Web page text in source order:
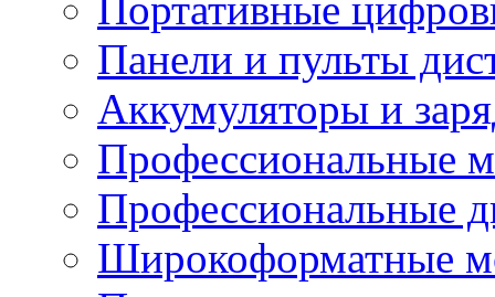
Портативные
Панели и пульты
Аккумуляторы и
Профессиональные
Профессиональные
Широкоформатные